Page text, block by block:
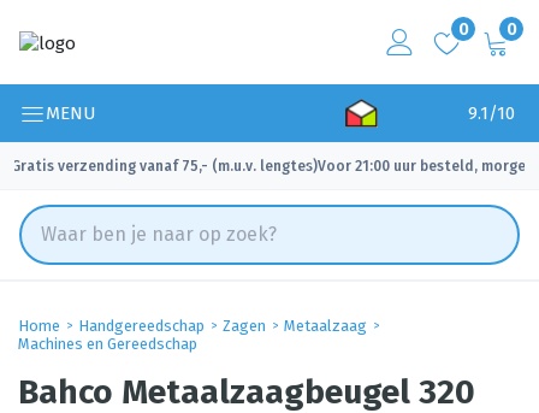
0 0
MENU 9.1/10
Gratis verzending vanaf 75,- (m.u.v. lengtes)
✓ Voor 21:00 uur besteld, morgen
Home Handgereedschap Zagen
Metaalzaag
Machines en Gereedschap
Bahco Metaalzaagbeugel 320